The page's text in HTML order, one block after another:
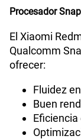
VoLTE
VoWiFi
Procesador
El Xiaomi
Qualcomm
ofrecer:
Fluidez
Buen